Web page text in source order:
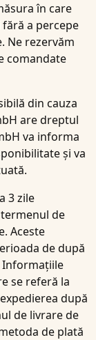
în care
a percepe
Ne rezervăm
comandate
din cauza
are dreptul
va informa
și va
3 zile
de
Aceste
de după
Informațiile
se referă la
după
de livrare de
de plată